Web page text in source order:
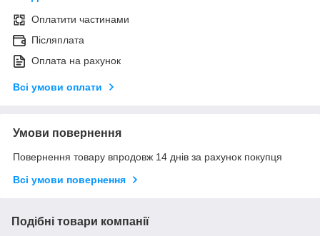
Оплатити частинами
Післяплата
Оплата на рахунок
Всі умови оплати
Умови повернення
Повернення товару впродовж 14 днів за рахунок покупця
Всі умови повернення
Подібні товари компанії